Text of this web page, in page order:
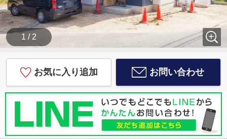
1 / 2
お気に入り追加 お問い合わせ